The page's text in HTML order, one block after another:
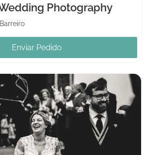
Photography
Barreiro
Enviar Pedido